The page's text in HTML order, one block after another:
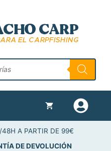
A PARTIR DE 99€
DE DEVOLUCIÓN